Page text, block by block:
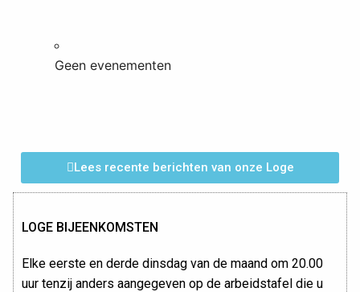
Geen evenementen
Lees recente berichten van onze Loge
LOGE BIJEENKOMSTEN
Elke eerste en derde dinsdag van de maand om 20.00
uur tenzij anders aangegeven op de arbeidstafel die u